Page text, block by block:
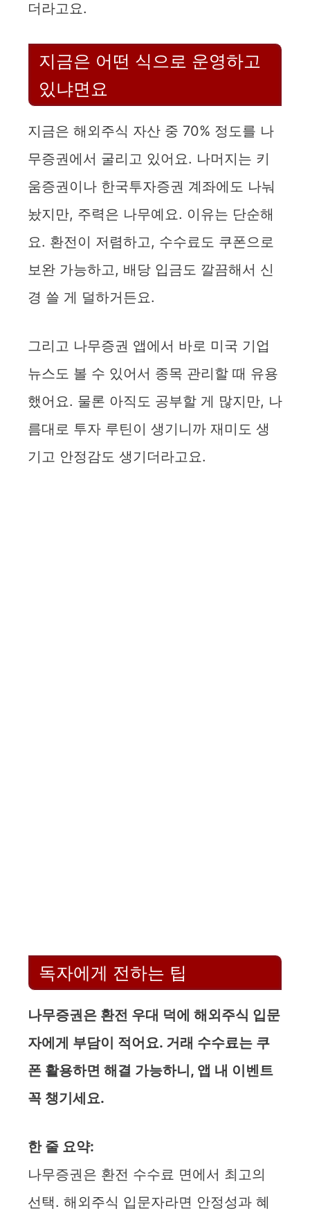
더라고요.
지금은 어떤 식으로 운영하고
있냐면요
지금은 해외주식 자산 중 70% 정도를 나
무증권에서 굴리고 있어요. 나머지는 키
움증권이나 한국투자증권 계좌에도 나눠
놨지만, 주력은 나무예요. 이유는 단순해
요. 환전이 저렴하고, 수수료도 쿠폰으로
보완 가능하고, 배당 입금도 깔끔해서 신
경 쓸 게 덜하거든요.
그리고 나무증권 앱에서 바로 미국 기업
뉴스도 볼 수 있어서 종목 관리할 때 유용
했어요. 물론 아직도 공부할 게 많지만, 나
름대로 투자 루틴이 생기니까 재미도 생
기고 안정감도 생기더라고요.
독자에게 전하는 팁
나무증권은 환전 우대 덕에 해외주식 입문
자에게 부담이 적어요. 거래 수수료는 쿠
폰 활용하면 해결 가능하니, 앱 내 이벤트
꼭 챙기세요.
한 줄 요약:
나무증권은 환전 수수료 면에서 최고의
선택. 해외주식 입문자라면 안정성과 혜